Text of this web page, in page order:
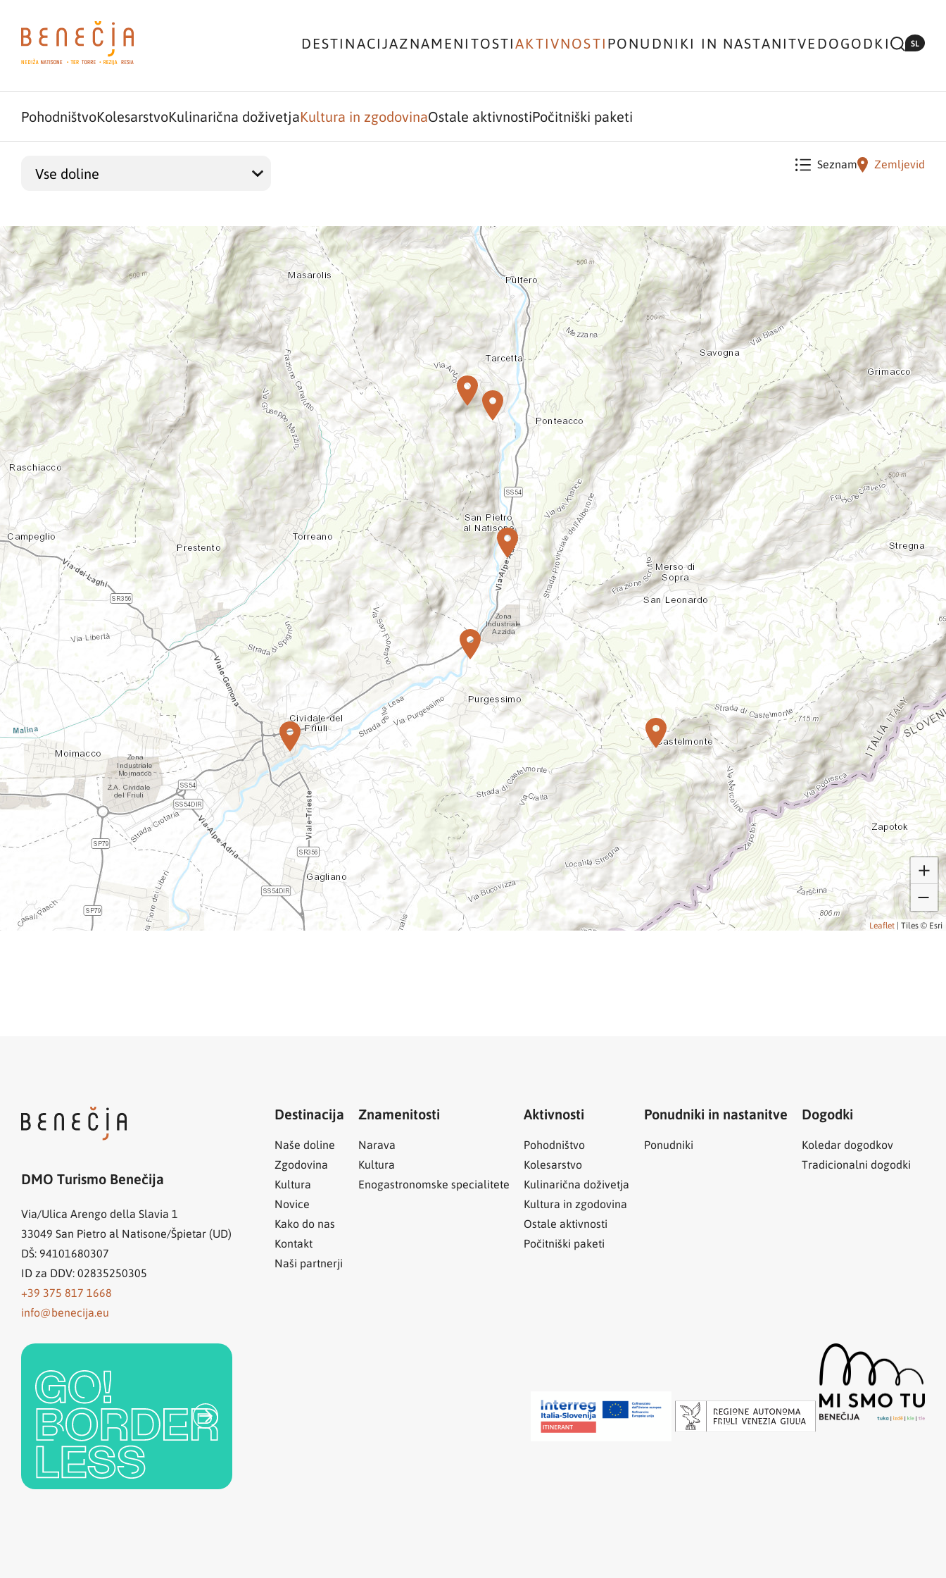
DESTINACIJAZNAMENITOSTIAKTIVNOSTIPONUDNIKI IN NASTANITVE DOGODKI SL
PohodništvoKolesarstvoKulinarična doživetjaKultura in zgodovinaOstale aktivnostiPočitniški paketi
Seznam Zemljevid
Leaflet | Tiles © Esri
DMO Turismo Benečija
Via/Ulica Arengo della Slavia 1
33049 San Pietro al Natisone/Špietar (UD)
DŠ: 94101680307
ID za DDV: 02835250305
+39 375 817 1668
info@benecija.eu
Destinacija
Naše doline
Zgodovina
Kultura
Novice
Kako do nas
Kontakt
Naši partnerji
Znamenitosti
Narava
Kultura
Enogastronomske specialitete
Aktivnosti
Pohodništvo
Kolesarstvo
Kulinarična doživetja
Kultura in zgodovina
Ostale aktivnosti
Počitniški paketi
Ponudniki in nastanitve
Ponudniki
Dogodki
Koledar dogodkov
Tradicionalni dogodki